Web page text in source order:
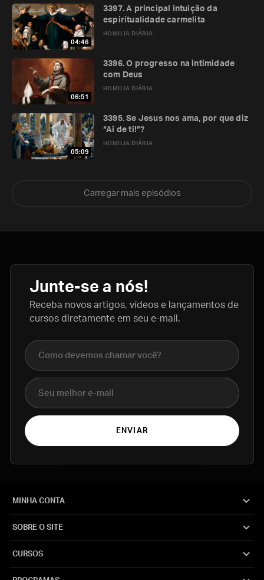
04:46
HOMILIA DIÁRIA
3397. A principal intuição da
espiritualidade carmelita
06:51
HOMILIA DIÁRIA
3396. O progresso na intimidade
com Deus
05:09
HOMILIA DIÁRIA
3395. Se Jesus nos ama, por que diz
“Ai de ti!”?
Carregar mais episódios
Junte-se a nós!
Receba novos artigos, vídeos e lançamentos de
cursos diretamente em seu e-mail.
Nome completo
E-mail
ENVIAR
MINHA CONTA
SOBRE O SITE
CURSOS